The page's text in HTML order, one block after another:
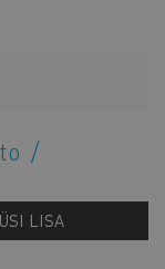
LISA